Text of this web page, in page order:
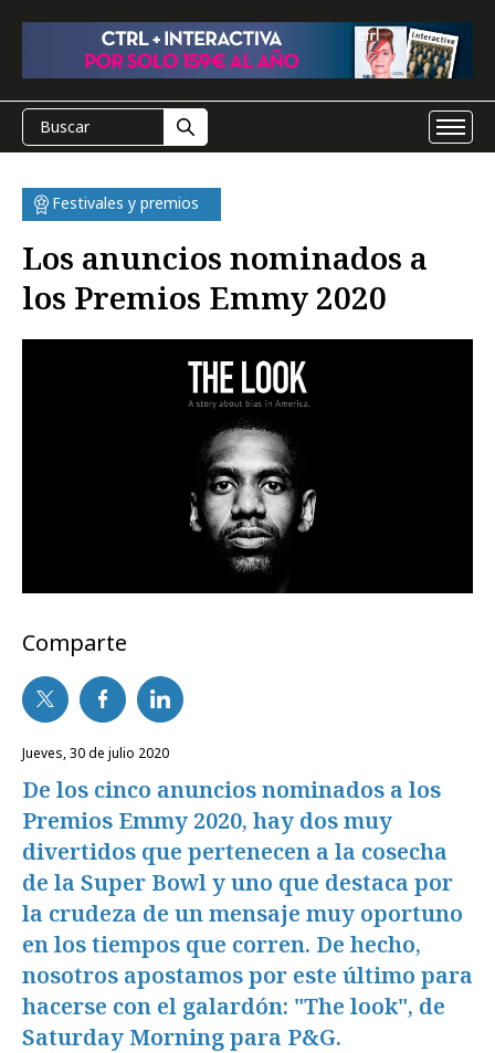
Festivales y premios
Los anuncios nominados a
los Premios Emmy 2020
Comparte
jueves, 30 de julio 2020
De los cinco anuncios nominados a los
Premios Emmy 2020, hay dos muy
divertidos que pertenecen a la cosecha
de la Super Bowl y uno que destaca por
la crudeza de un mensaje muy oportuno
en los tiempos que corren. De hecho,
nosotros apostamos por este último para
hacerse con el galardón: "The look", de
Saturday Morning para P&G.